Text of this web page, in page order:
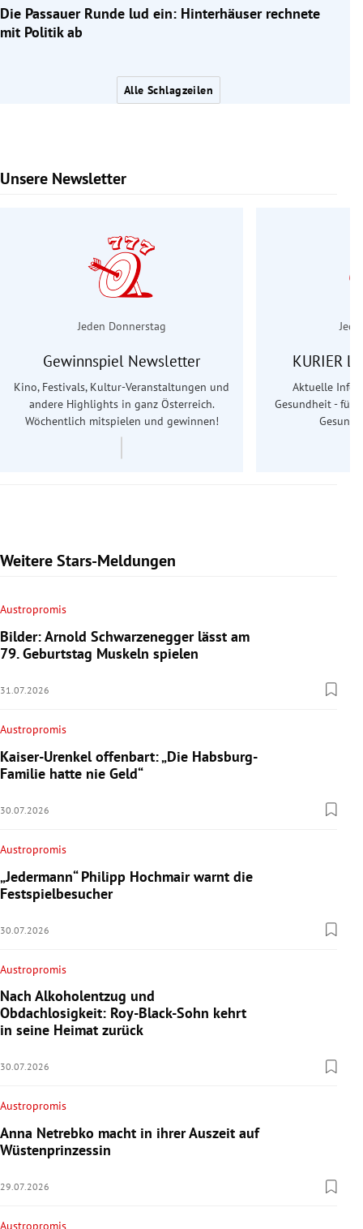
Die Passauer Runde lud ein: Hinterhäuser rechnete
mit Politik ab
Alle Schlagzeilen
Unsere Newsletter
Slide 1 von 6
Jeden Donnerstag
Gewinnspiel Newsletter
Kino, Festivals, Kultur-Veranstaltungen und
andere Highlights in ganz Österreich.
Wöchentlich mitspielen und gewinnen!
KURIER
Aktuelle
Gesundheit - für
Weitere Stars-Meldungen
Austropromis
Bilder: Arnold Schwarzenegger lässt am
79. Geburtstag Muskeln spielen
31.07.2026
Austropromis
Kaiser-Urenkel offenbart: „Die Habsburg-
Familie hatte nie Geld“
30.07.2026
Austropromis
„Jedermann“ Philipp Hochmair warnt die
Festspielbesucher
30.07.2026
Austropromis
Nach Alkoholentzug und
Obdachlosigkeit: Roy-Black-Sohn kehrt
in seine Heimat zurück
30.07.2026
Austropromis
Anna Netrebko macht in ihrer Auszeit auf
Wüstenprinzessin
29.07.2026
Austropromis